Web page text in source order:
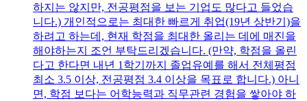
하지는 않지만, 전공평점을 보는 기업도 많다고 들었습
니다.) 개인적으로는 최대한 빠르게 취업(19년 상반기)을
하려고 하는데, 현재 학점을 최대한 올리는 데에 매진을
해야하는지 조언 부탁드리겠습니다. (만약, 학점을 올린
다고 한다면 내년 1학기까지 졸업유예를 해서 전체평점
최소 3.5 이상, 전공평점 3.4 이상을 목표로 합니다.) 아니
면, 학점 보다는 어학능력과 직무관련 경험을 쌓아야 하